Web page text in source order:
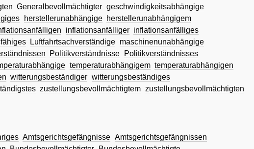
Generalbevollmächtigter geschwindigkeitsabhängige
herstellerunabhängige herstellerunabhängigem
inflationsanfälliger inflationsanfälliges
Luftfahrtsachverständige maschinenunabhängige
Politikverständnisse
Politikverständnisses
temperaturabhängigem temperaturabhängigen
witterungsbeständiger witterungsbeständiges
zustellungsbevollmächtigtem zustellungsbevollmächtigten
Amtsgerichtsgefängnisse Amtsgerichtsgefängnissen